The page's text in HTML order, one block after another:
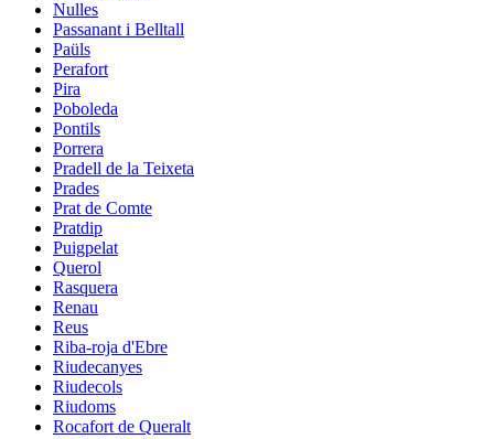
Nulles
Passanant i Belltall
Paüls
Perafort
Pira
Poboleda
Pontils
Porrera
Pradell de la Teixeta
Prades
Prat de Comte
Pratdip
Puigpelat
Querol
Rasquera
Renau
Reus
Riba-roja d'Ebre
Riudecanyes
Riudecols
Riudoms
Rocafort de Queralt